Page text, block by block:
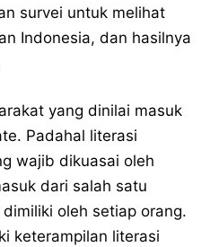
survei untuk melihat
Indonesia, dan hasilnya
yang dinilai masuk
Padahal literasi
wajib dikuasai oleh
dari salah satu
oleh setiap orang.
keterampilan literasi